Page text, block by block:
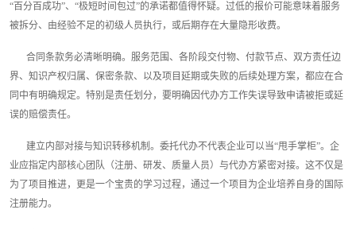
“百分百成功”、“极短时间包过”的承诺都值得怀疑。过低的报价可能意味着服务
被拆分、由经验不足的初级人员执行，或后期存在大量隐形收费。
合同条款务必清晰明确。服务范围、各阶段交付物、付款节点、双方责任边
界、知识产权归属、保密条款、以及项目延期或失败的后续处理方案，都应在合
同中有明确规定。特别是责任划分，要明确因代办方工作失误导致申请被拒或延
误的赔偿责任。
建立内部对接与知识转移机制。委托代办不代表企业可以当“甩手掌柜”。企
业应指定内部核心团队（注册、研发、质量人员）与代办方紧密对接。这不仅是
为了项目推进，更是一个宝贵的学习过程，通过一个项目为企业培养自身的国际
注册能力。